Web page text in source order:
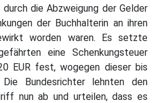
die Abzweigung der Gelder
der Buchhalterin an ihren
worden waren. Es setzte
eine Schenkungsteuer
EUR fest, wogegen dieser bis
Bundesrichter lehnten den
nun ab und urteilen, dass es